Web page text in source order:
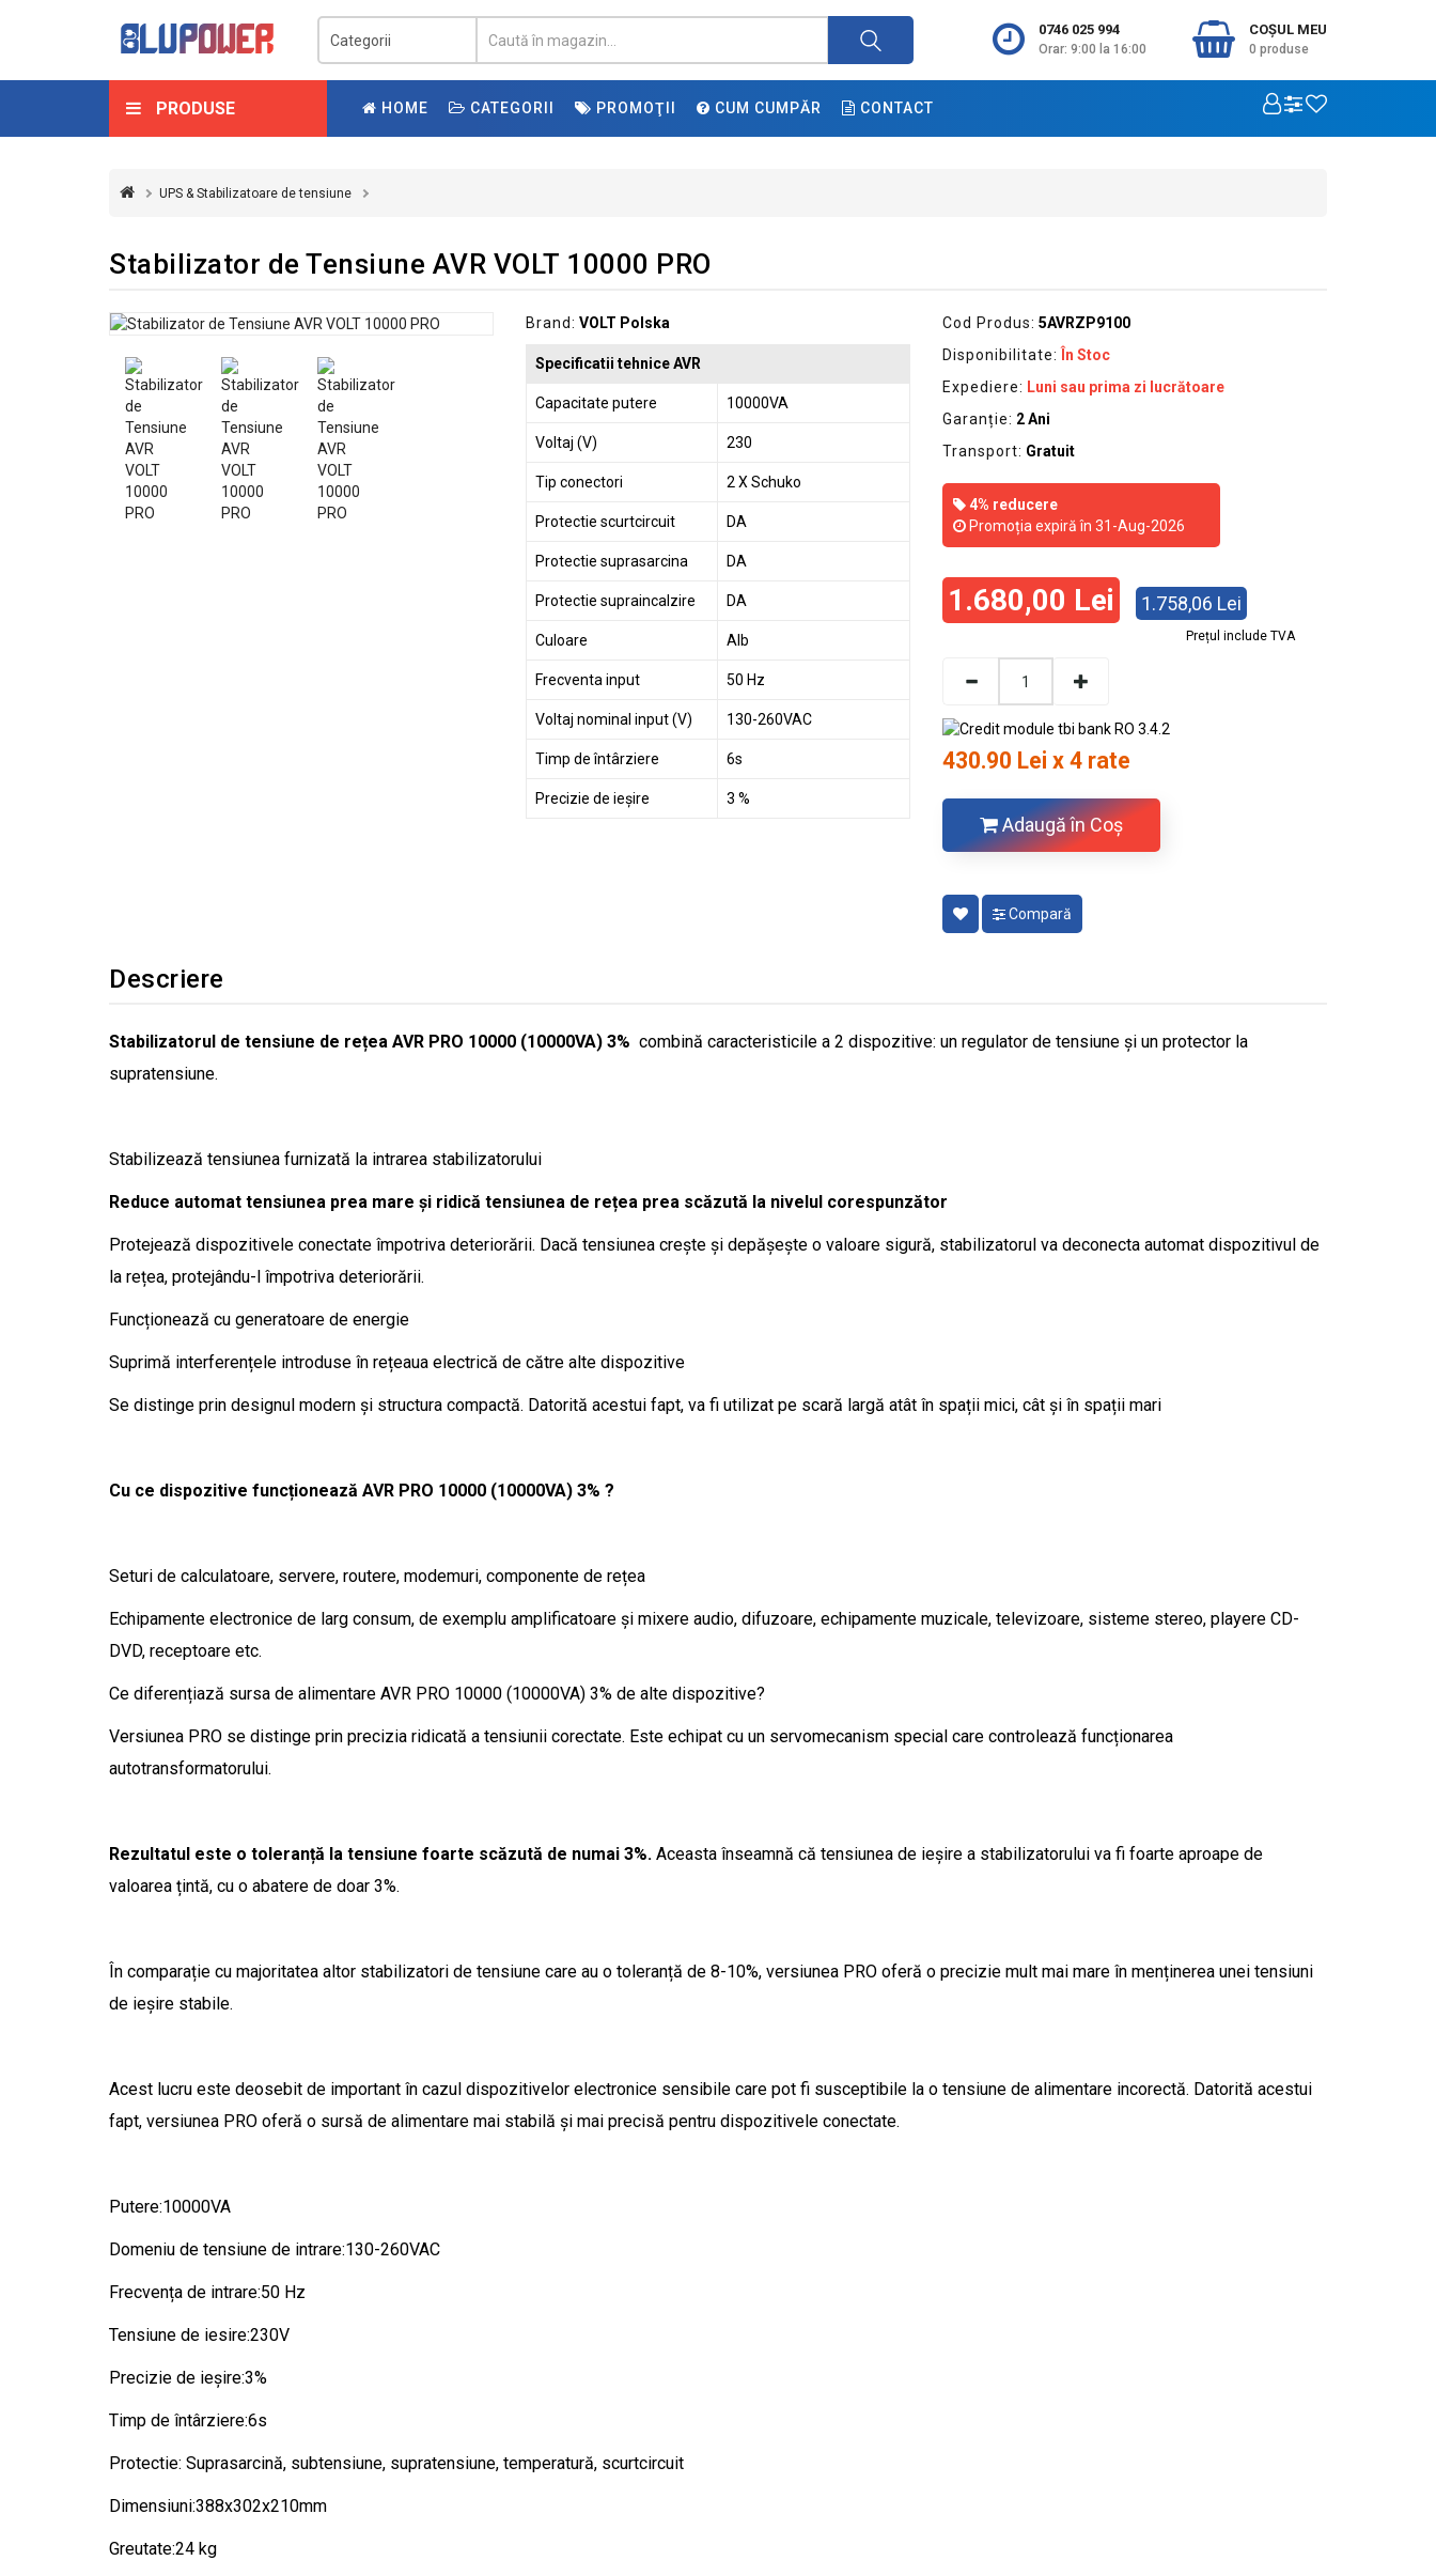
0746 025 994
Orar: 9:00 la 16:00
COŞUL MEU
0 produse
PRODUSE HOME CATEGORII PROMOŢII CUM CUMPĂR CONTACT
UPS & Stabilizatoare de tensiune
Stabilizator de Tensiune AVR VOLT 10000 PRO
Brand: VOLT Polska
Specificatii tehnice AVR
Capacitate putere 10000VA
Voltaj (V) 230
Tip conectori 2 X Schuko
Protectie scurtcircuit DA
Protectie suprasarcina DA
Protectie supraincalzire DA
Culoare Alb
Frecventa input 50 Hz
Voltaj nominal input (V) 130-260VAC
Timp de întârziere 6s
Precizie de ieșire 3 %
Cod Produs: 5AVRZP9100
Disponibilitate:
În Stoc
Expediere: Luni sau prima zi lucrătoare
Garanție: 2 Ani
Transport: Gratuit
4% reducere
Promoția expiră în 31-Aug-2026
1.680,00 Lei 1.758,06 Lei
Prețul include TVA
430.90 Lei x 4 rate
Adaugă în Coş
Compară
Descriere
Stabilizatorul de tensiune de rețea AVR PRO 10000 (10000VA) 3% combină caracteristicile a 2 dispozitive: un regulator de tensiune și un protector la
supratensiune.
Stabilizează tensiunea furnizată la intrarea stabilizatorului
Reduce automat tensiunea prea mare și ridică tensiunea de rețea prea scăzută la nivelul corespunzător
Protejează dispozitivele conectate împotriva deteriorării. Dacă tensiunea crește și depășește o valoare sigură, stabilizatorul va deconecta automat dispozitivul de
la rețea, protejându-l împotriva deteriorării.
Funcționează cu generatoare de energie
Suprimă interferențele introduse în rețeaua electrică de către alte dispozitive
Se distinge prin designul modern și structura compactă. Datorită acestui fapt, va fi utilizat pe scară largă atât în ​​spații mici, cât și în spații mari
Cu ce ​​dispozitive funcționează AVR PRO 10000 (10000VA) 3% ?
Seturi de calculatoare, servere, routere, modemuri, componente de rețea
Echipamente electronice de larg consum, de exemplu amplificatoare și mixere audio, difuzoare, echipamente muzicale, televizoare, sisteme stereo, playere CD-
DVD, receptoare etc.
Ce diferențiază sursa de alimentare AVR PRO 10000 (10000VA) 3% de alte dispozitive?
Versiunea PRO se distinge prin precizia ridicată a tensiunii corectate. Este echipat cu un servomecanism special care controlează funcționarea
autotransformatorului.
Rezultatul este o toleranță la tensiune foarte scăzută de numai 3%. Aceasta înseamnă că tensiunea de ieșire a stabilizatorului va fi foarte aproape de
valoarea țintă, cu o abatere de doar 3%.
În comparație cu majoritatea altor stabilizatori de tensiune care au o toleranță de 8-10%, versiunea PRO oferă o precizie mult mai mare în menținerea unei tensiuni
de ieșire stabile.
Acest lucru este deosebit de important în cazul dispozitivelor electronice sensibile care pot fi susceptibile la o tensiune de alimentare incorectă. Datorită acestui
fapt, versiunea PRO oferă o sursă de alimentare mai stabilă și mai precisă pentru dispozitivele conectate.
Putere:10000VA
Domeniu de tensiune de intrare:130-260VAC
Frecvența de intrare:50 Hz
Tensiune de iesire:230V
Precizie de ieșire:3%
Timp de întârziere:6s
Protectie: Suprasarcină, subtensiune, supratensiune, temperatură, scurtcircuit
Dimensiuni:388x302x210mm
Greutate:24 kg